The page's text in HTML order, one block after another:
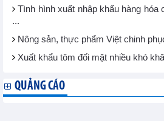
Tình hình xuất nhập khẩu hàng hóa
...
Nông sản, thực phẩm Việt chinh
Xuất khẩu tôm đối mặt nhiều khó
QUẢNG CÁO